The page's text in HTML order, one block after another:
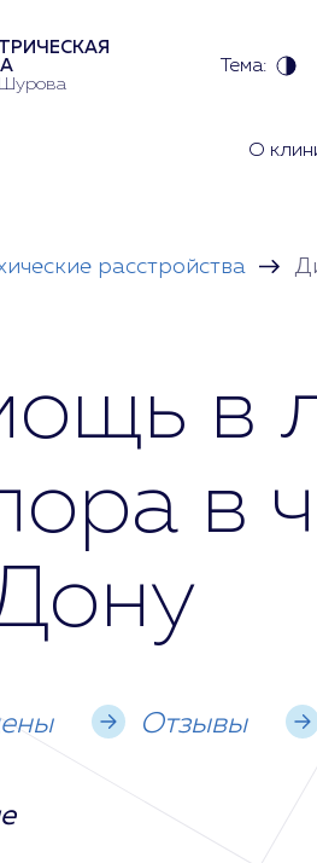
Тема:
О
расстройства
в
в
Отзывы